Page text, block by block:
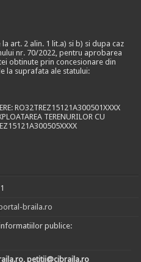
art. 2 alin. 1 lit.a) si b) si dupa caz
nr. 70/2022, pentru aprobarea
obtinute prin concesionare din
la suprafata ale statului:
RO32TREZ15121A300501XXXX
TERENURILOR CU
braila.ro
publice:
petitii@cjbraila.ro